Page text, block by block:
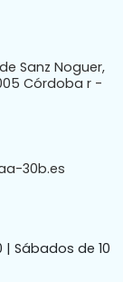
Sanz Noguer,
Córdoba r -
30b.es
| Sábados de 10